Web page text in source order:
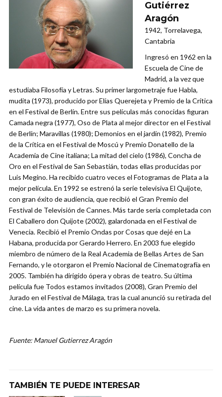
Gutiérrez
Aragón
1942, Torrelavega,
Cantabria
Ingresó en 1962 en la
Escuela de Cine de
Madrid, a la vez que
estudiaba Filosofía y Letras. Su primer largometraje fue Habla,
mudita (1973), producido por Elías Querejeta y Premio de la Crítica
en el Festival de Berlín. Entre sus películas más conocidas figuran
Camada negra (1977), Oso de Plata al mejor director en el Festival
de Berlín; Maravillas (1980); Demonios en el jardín (1982), Premio
de la Crítica en el Festival de Moscú y Premio Donatello de la
Academia de Cine italiana; La mitad del cielo (1986), Concha de
Oro en el Festival de San Sebastián, todas ellas producidas por
Luis Megino. Ha recibido cuatro veces el Fotogramas de Plata a la
mejor película. En 1992 se estrenó la serie televisiva El Quijote,
con gran éxito de audiencia, que recibió el Gran Premio del
Festival de Televisión de Cannes. Más tarde sería completada con
El Caballero don Quijote (2002), galardonada en el Festival de
Venecia. Recibió el Premio Ondas por Cosas que dejé en La
Habana, producida por Gerardo Herrero. En 2003 fue elegido
miembro de número de la Real Academia de Bellas Artes de San
Fernando, y le otorgaron el Premio Nacional de Cinematografía en
2005. También ha dirigido ópera y obras de teatro. Su última
película fue Todos estamos invitados (2008), Gran Premio del
Jurado en el Festival de Málaga, tras la cual anunció su retirada del
cine. La vida antes de marzo es su primera novela.
Fuente: Manuel Gutierrez Aragón
TAMBIÉN TE PUEDE INTERESAR